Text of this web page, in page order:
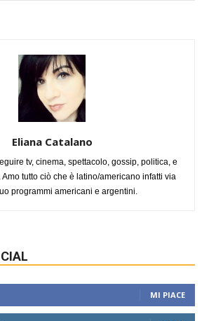
Eliana Catalano
tv, cinema, spettacolo, gossip, politica, e
tutto ciò che è latino/americano infatti via
programmi americani e argentini.
MI PIACE